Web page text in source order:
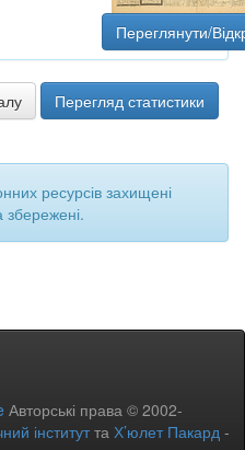
Переглянути/
Перегляд статистики
ресурсів захищені
збережені.
Авторські права © 2002-
інститутта Х’юлет Пакард -